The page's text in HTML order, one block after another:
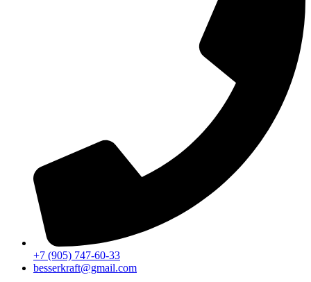
+7 (905) 747-60-33
besserkraft@gmail.com